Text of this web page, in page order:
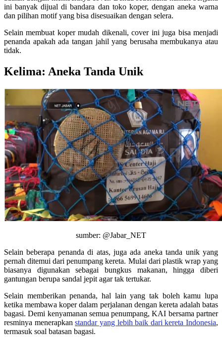
ini banyak dijual di bandara dan toko koper, dengan aneka warna
dan pilihan motif yang bisa disesuaikan dengan selera.
Selain membuat koper mudah dikenali, cover ini juga bisa menjadi
penanda apakah ada tangan jahil yang berusaha membukanya atau
tidak.
Kelima: Aneka Tanda Unik
sumber: @Jabar_NET
Selain beberapa penanda di atas, juga ada aneka tanda unik yang
pernah ditemui dari penumpang kereta. Mulai dari plastik wrap yang
biasanya digunakan sebagai bungkus makanan, hingga diberi
gantungan berupa sandal jepit agar tak tertukar.
Selain memberikan penanda, hal lain yang tak boleh kamu lupa
ketika membawa koper dalam perjalanan dengan kereta adalah batas
bagasi. Demi kenyamanan semua penumpang, KAI bersama partner
resminya menerapkanstandar yang lebih baik dari kereta Indonesia,
termasuk soal batasan bagasi.